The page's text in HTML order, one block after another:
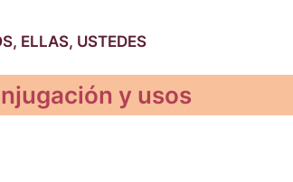
ELLAS, USTEDES
y usos